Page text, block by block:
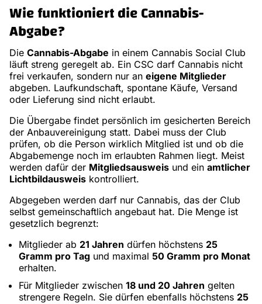
Wie funktioniert die Cannabis-
Abgabe?
Die Cannabis-Abgabe in einem Cannabis Social Club
läuft streng geregelt ab. Ein CSC darf Cannabis nicht
frei verkaufen, sondern nur an eigene Mitglieder
abgeben. Laufkundschaft, spontane Käufe, Versand
oder Lieferung sind nicht erlaubt.
Die Übergabe findet persönlich im gesicherten Bereich
der Anbauvereinigung statt. Dabei muss der Club
prüfen, ob die Person wirklich Mitglied ist und ob die
Abgabemenge noch im erlaubten Rahmen liegt. Meist
werden dafür der Mitgliedsausweis und ein amtlicher
Lichtbildausweis kontrolliert.
Abgegeben werden darf nur Cannabis, das der Club
selbst gemeinschaftlich angebaut hat. Die Menge ist
gesetzlich begrenzt:
Mitglieder ab 21 Jahren dürfen höchstens 25
Gramm pro Tag und maximal 50 Gramm pro Monat
erhalten.
Für Mitglieder zwischen 18 und 20 Jahren gelten
strengere Regeln. Sie dürfen ebenfalls höchstens 25